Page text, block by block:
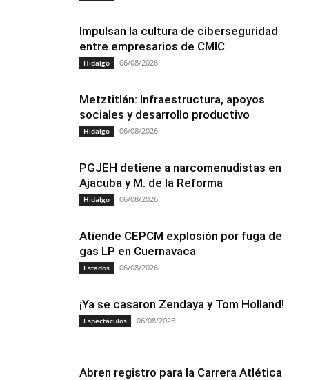
Impulsan la cultura de ciberseguridad
entre empresarios de CMIC
Hidalgo 06/08/2026
Metztitlán: Infraestructura, apoyos
sociales y desarrollo productivo
Hidalgo 06/08/2026
PGJEH detiene a narcomenudistas en
Ajacuba y M. de la Reforma
Hidalgo 06/08/2026
Atiende CEPCM explosión por fuga de
gas LP en Cuernavaca
Estados 06/08/2026
¡Ya se casaron Zendaya y Tom Holland!
Espectáculos 06/08/2026
Abren registro para la Carrera Atlética